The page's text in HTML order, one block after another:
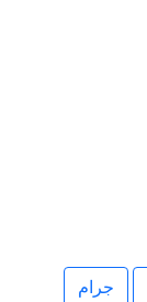
جرام